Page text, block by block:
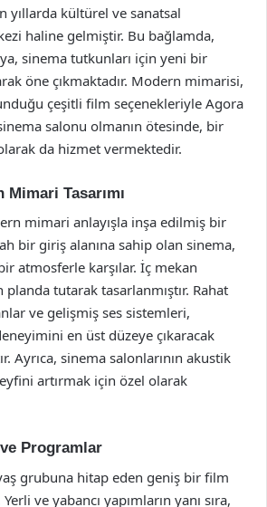
yıllarda kültürel ve sanatsal
haline gelmiştir. Bu bağlamda,
sinema tutkunları için yeni bir
öne çıkmaktadır. Modern mimarisi,
çeşitli film seçenekleriyle Agora
salonu olmanın ötesinde, bir
da hizmet vermektedir.
Mimari Tasarımı
mimari anlayışla inşa edilmiş bir
bir giriş alanına sahip olan sinema,
atmosferle karşılar. İç mekan
planda tutarak tasarlanmıştır. Rahat
ve gelişmiş ses sistemleri,
en üst düzeye çıkaracak
Ayrıca, sinema salonlarının akustik
artırmak için özel olarak
Programlar
grubuna hitap eden geniş bir film
ve yabancı yapımların yanı sıra,